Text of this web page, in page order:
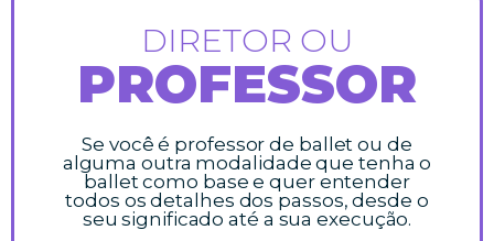
DIRETOR OU
PROFESSOR
Se você é professor de ballet ou de
alguma outra modalidade que tenha o
ballet como base e quer entender
todos os detalhes dos passos, desde o
seu significado até a sua execução.